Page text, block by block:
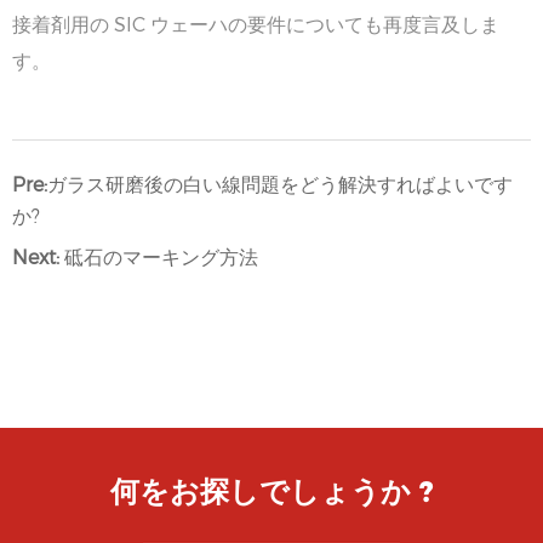
接着剤用の SIC ウェーハの要件についても再度言及しま
す。
Pre:ガラス研磨後の白い線問題をどう解決すればよいです
か?
Next: 砥石のマーキング方法
何をお探しでしょうか ?